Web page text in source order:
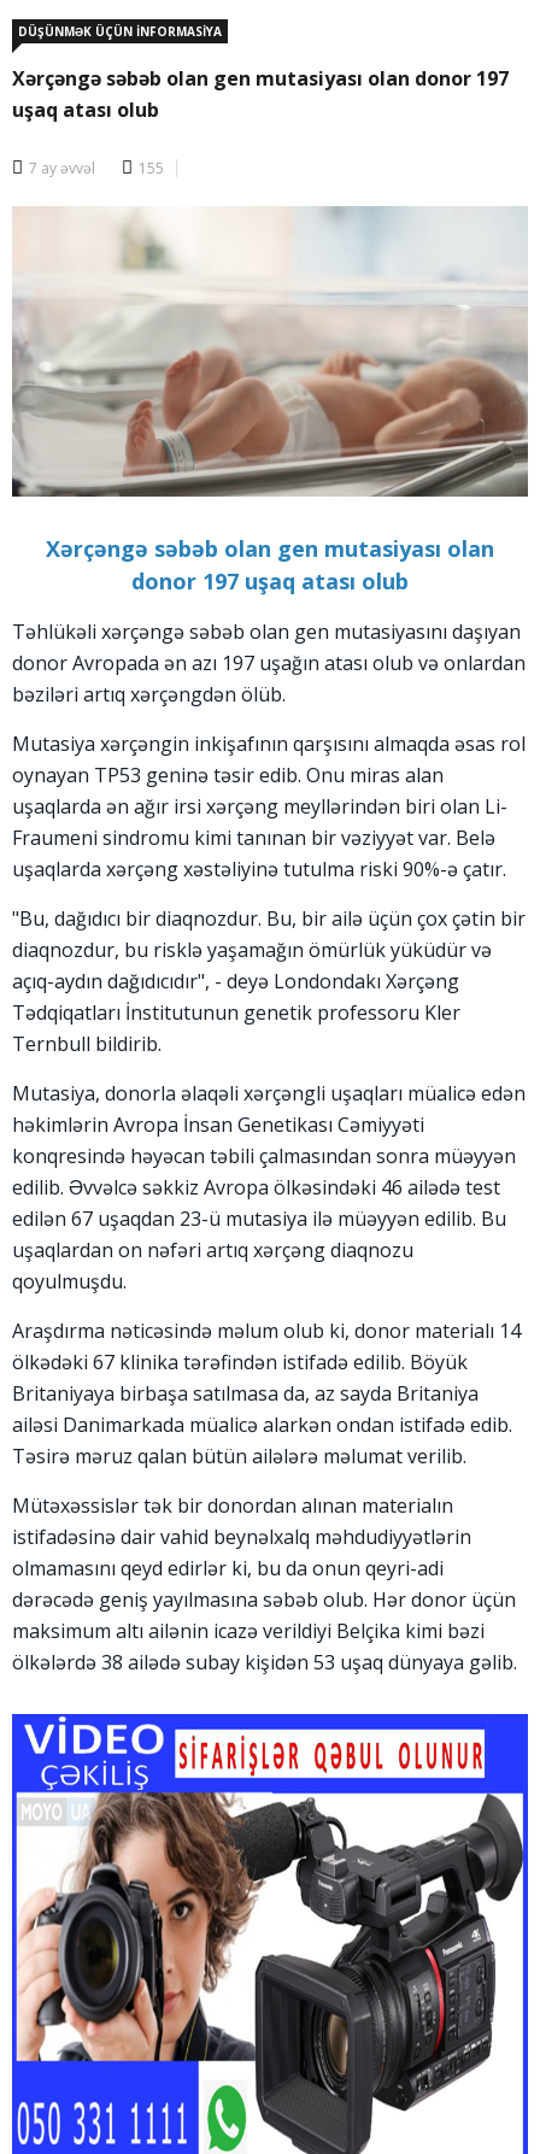
DÜŞÜNMƏK ÜÇÜN İNFORMASİYA
Xərçəngə səbəb olan gen mutasiyası olan donor 197
uşaq atası olub
7 ay əvvəl 155
Xərçəngə səbəb olan gen mutasiyası olan
donor 197 uşaq atası olub
Təhlükəli xərçəngə səbəb olan gen mutasiyasını daşıyan
donor Avropada ən azı 197 uşağın atası olub və onlardan
bəziləri artıq xərçəngdən ölüb.
Mutasiya xərçəngin inkişafının qarşısını almaqda əsas rol
oynayan TP53 geninə təsir edib. Onu miras alan
uşaqlarda ən ağır irsi xərçəng meyllərindən biri olan Li-
Fraumeni sindromu kimi tanınan bir vəziyyət var. Belə
uşaqlarda xərçəng xəstəliyinə tutulma riski 90%-ə çatır.
"Bu, dağıdıcı bir diaqnozdur. Bu, bir ailə üçün çox çətin bir
diaqnozdur, bu risklə yaşamağın ömürlük yüküdür və
açıq-aydın dağıdıcıdır", - deyə Londondakı Xərçəng
Tədqiqatları İnstitutunun genetik professoru Kler
Ternbull bildirib.
Mutasiya, donorla əlaqəli xərçəngli uşaqları müalicə edən
həkimlərin Avropa İnsan Genetikası Cəmiyyəti
konqresində həyəcan təbili çalmasından sonra müəyyən
edilib. Əvvəlcə səkkiz Avropa ölkəsindəki 46 ailədə test
edilən 67 uşaqdan 23-ü mutasiya ilə müəyyən edilib. Bu
uşaqlardan on nəfəri artıq xərçəng diaqnozu
qoyulmuşdu.
Araşdırma nəticəsində məlum olub ki, donor materialı 14
ölkədəki 67 klinika tərəfindən istifadə edilib. Böyük
Britaniyaya birbaşa satılmasa da, az sayda Britaniya
ailəsi Danimarkada müalicə alarkən ondan istifadə edib.
Təsirə məruz qalan bütün ailələrə məlumat verilib.
Mütəxəssislər tək bir donordan alınan materialın
istifadəsinə dair vahid beynəlxalq məhdudiyyətlərin
olmamasını qeyd edirlər ki, bu da onun qeyri-adi
dərəcədə geniş yayılmasına səbəb olub. Hər donor üçün
maksimum altı ailənin icazə verildiyi Belçika kimi bəzi
ölkələrdə 38 ailədə subay kişidən 53 uşaq dünyaya gəlib.